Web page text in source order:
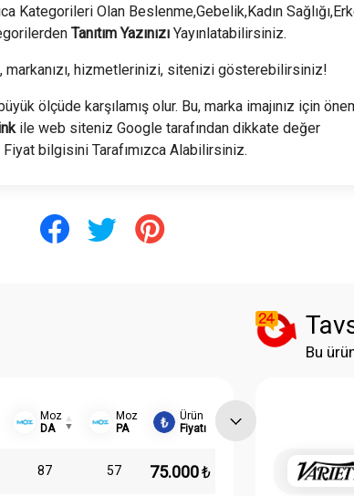
Kategorileri Olan Beslenme,Gebelik,Kadın
Tanıtım Yazınızı Yayınlatabilirsiniz.
markanızı, hizmetlerinizi, sitenizi gösterebilirsiniz!
ölçüde karşılamış olur. Bu, marka imajınız için
ile web siteniz Google tarafından dikkate değer
Fiyat bilgisini Tarafımızca Alabilirsiniz.
Moz
DA
Moz
PA
Ürün
Fiyatı
87 57 75.000₺
Bu